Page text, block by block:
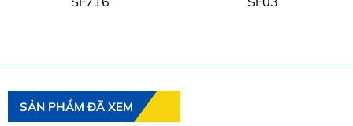
SẢN PHẨM ĐÃ XEM